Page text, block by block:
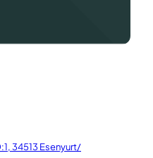
34513 Esenyurt/